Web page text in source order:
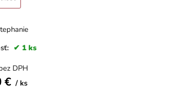
1 ks
DPH
€ ks